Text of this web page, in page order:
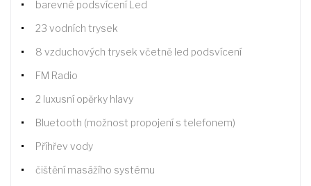
barevné podsvícení Led
23 vodních trysek
8 vzduchových trysek včetně led podsvícení
FM Radio
2 luxusní opěrky hlavy
Bluetooth (možnost propojení s telefonem)
Příhřev vody
čištění masážího systému